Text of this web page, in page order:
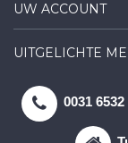
UW ACCOUNT
UITGELICHTE
0031 6532